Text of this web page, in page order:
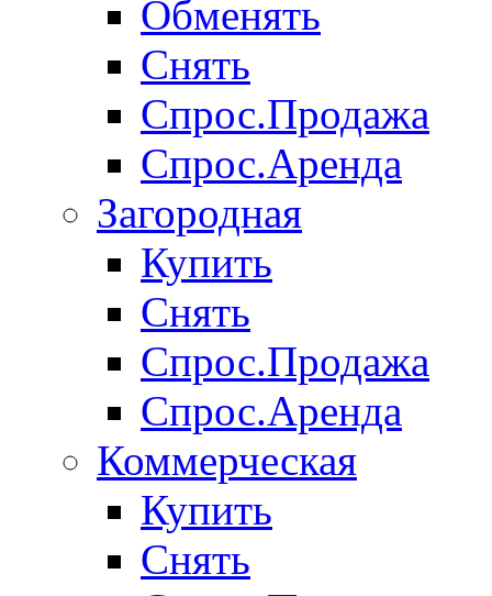
Обменять
Снять
Спрос.Продажа
Спрос.Аренда
Загородная
Купить
Снять
Спрос.Продажа
Спрос.Аренда
Коммерческая
Купить
Снять